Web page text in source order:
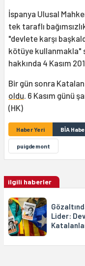
İspanya Ulusal
tek taraflı
"devlete karşı
kötüye kullanmakla"
hakkında 4 Kasım
Bir gün sonra
oldu. 6 Kasım günü
(HK)
Haber Yeri BİA
puigdemont
ilgili haberler
Lider: